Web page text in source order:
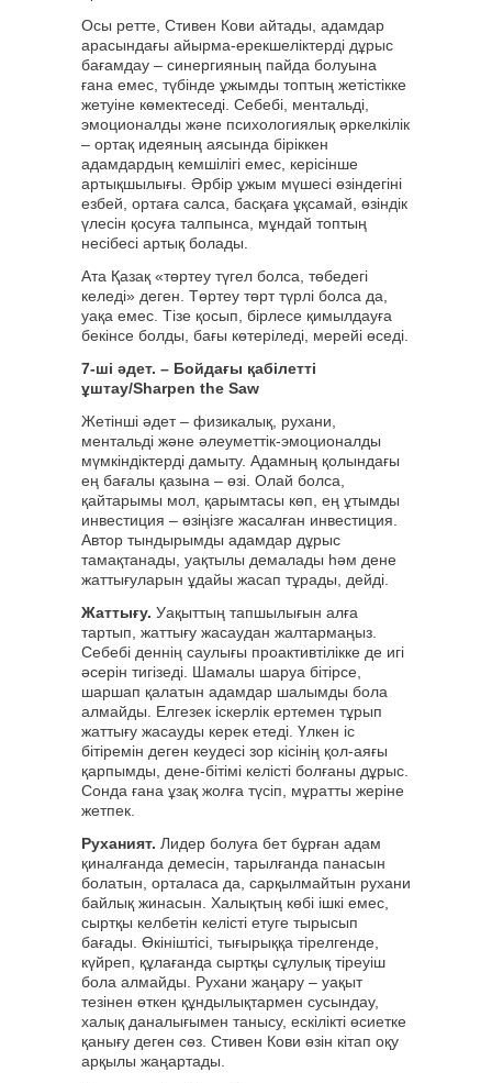
Осы ретте, Стивен Кови айтады, адамдар
арасындағы айырма-ерекшеліктерді дұрыс
бағамдау – синергияның пайда болуына
ғана емес, түбінде ұжымды топтың жетістікке
жетуіне көмектеседі. Себебі, ментальді,
эмоционалды және психологиялық әркелкілік
– ортақ идеяның аясында біріккен
адамдардың кемшілігі емес, керісінше
артықшылығы. Әрбір ұжым мүшесі өзіндегіні
езбей, ортаға салса, басқаға ұқсамай, өзіндік
үлесін қосуға талпынса, мұндай топтың
несібесі артық болады.
Ата Қазақ «төртеу түгел болса, төбедегі
келеді» деген. Төртеу төрт түрлі болса да,
уақа емес. Тізе қосып, бірлесе қимылдауға
бекінсе болды, бағы көтеріледі, мерейі өседі.
7-ші әдет. – Бойдағы қабілетті
ұштау/Sharpen the Saw
Жетінші әдет – физикалық, рухани,
ментальді және әлеуметтік-эмоционалды
мүмкіндіктерді дамыту. Адамның қолындағы
ең бағалы қазына – өзі. Олай болса,
қайтарымы мол, қарымтасы көп, ең ұтымды
инвестиция – өзіңізге жасалған инвестиция.
Автор тындырымды адамдар дұрыс
тамақтанады, уақтылы демалады һәм дене
жаттығуларын ұдайы жасап тұрады, дейді.
Жаттығу. Уақыттың тапшылығын алға
тартып, жаттығу жасаудан жалтармаңыз.
Себебі деннің саулығы проактивтілікке де игі
әсерін тигізеді. Шамалы шаруа бітірсе,
шаршап қалатын адамдар шалымды бола
алмайды. Елгезек іскерлік ертемен тұрып
жаттығу жасауды керек етеді. Үлкен іс
бітіремін деген кеудесі зор кісінің қол-аяғы
қарпымды, дене-бітімі келісті болғаны дұрыс.
Сонда ғана ұзақ жолға түсіп, мұратты жеріне
жетпек.
Руханият. Лидер болуға бет бұрған адам
қиналғанда демесін, тарылғанда панасын
болатын, орталаса да, сарқылмайтын рухани
байлық жинасын. Халықтың көбі ішкі емес,
сыртқы келбетін келісті етуге тырысып
бағады. Өкініштісі, тығырыққа тірелгенде,
күйреп, құлағанда сыртқы сұлулық тіреуіш
бола алмайды. Рухани жаңару – уақыт
тезінен өткен құндылықтармен сусындау,
халық даналығымен танысу, ескілікті өсиетке
қанығу деген сөз. Стивен Кови өзін кітап оқу
арқылы жаңартады.